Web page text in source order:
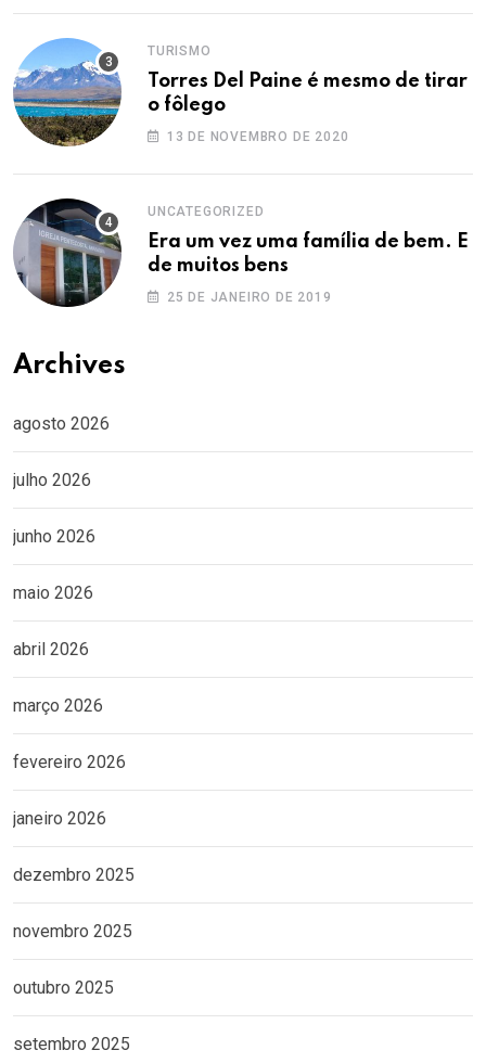
TURISMO
Torres Del Paine é mesmo de tirar
o fôlego
13 DE NOVEMBRO DE 2020
UNCATEGORIZED
Era um vez uma família de bem. E
de muitos bens
25 DE JANEIRO DE 2019
Archives
agosto 2026
julho 2026
junho 2026
maio 2026
abril 2026
março 2026
fevereiro 2026
janeiro 2026
dezembro 2025
novembro 2025
outubro 2025
setembro 2025